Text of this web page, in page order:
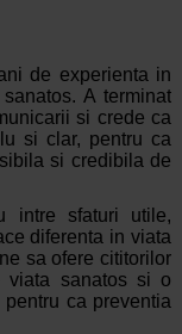
de experienta in
A terminat
si crede ca
si clar, pentru ca
si credibila de
intre sfaturi utile,
diferenta in viata
sa ofere cititorilor
viata sanatos si o
ca preventia